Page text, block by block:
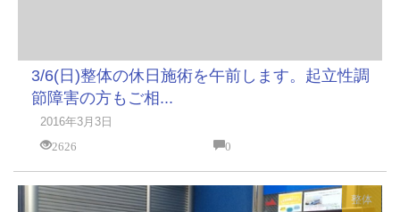
3/6(日)整体の休日施術を午前します。起立性調
節障害の方もご相...
2016年3月3日
2626
0
整体